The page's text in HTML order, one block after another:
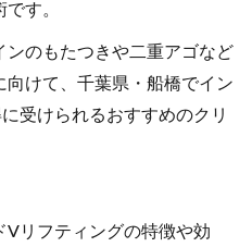
す。
ンのもたつきや二重アゴなど
けて、千葉県・船橋でイン
受けられるおすすめのクリ
リフティングの特徴や効